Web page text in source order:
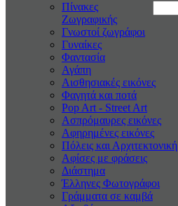
Πίνακες
Ζωγραφικής
Γνωστοί ζωγράφοι
Γυναίκες
Φαντασία
Αγάπη
Αισθησιακές εικόνες
Φαγητά και ποτά
Pop Art - Street Art
Ασπρόμαυρες εικόνες
Αφηρημένες εικόνες
Πόλεις και Αρχιτεκτονική
Αφίσες με φράσεις
Διάστημα
Έλληνες Φωτογράφοι
Γράμματα σε καμβά